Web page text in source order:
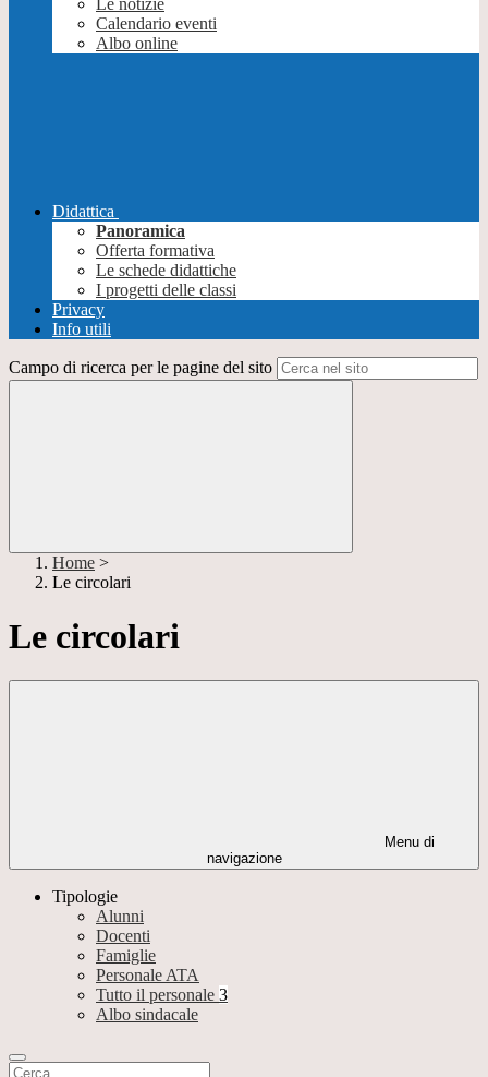
Le notizie
Calendario eventi
Albo online
Didattica
Panoramica
Offerta formativa
Le schede didattiche
I progetti delle classi
Privacy
Info utili
Campo di ricerca per le pagine del sito
Home >
Le circolari
Le circolari
Menu di
navigazione
Tipologie
Alunni
Docenti
Famiglie
Personale ATA
Tutto il personale 3
Albo sindacale